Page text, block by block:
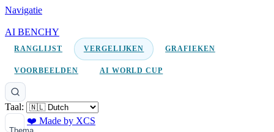
Navigatie
AI BENCHY
RANGLIJST VERGELIJKEN GRAFIEKEN
VOORBEELDEN AI WORLD CUP
Taal:
❤️ Made by XCS